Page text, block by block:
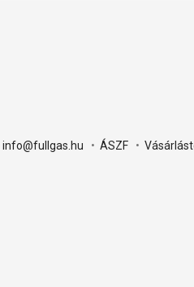
info@fullgas.hu • ÁSZF•